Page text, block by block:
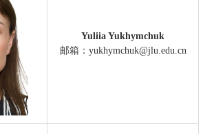
Yuliia Yukhymchuk
邮箱：yukhymchuk@jlu.edu.cn